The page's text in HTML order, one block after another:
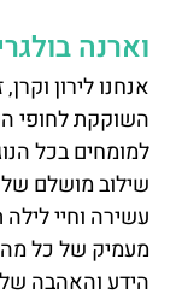
וארנה
אנחנו לירון
השוקקת לחופי
למומחים בכל
שילוב מושלם
עשירה וחיי
מעמיק של כל
הידע והאהבה